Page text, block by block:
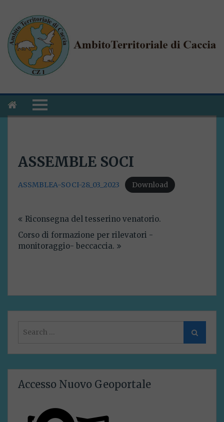
ASSEMBLE SOCI
ASSMBLEA-SOCI-28_03_2023 Download
articoli
Riconsegna del tesserino venatorio.
Corso di formazione per rilevatori -
monitoraggio- beccaccia.
for:
Search
Accesso Nuovo Geoportale